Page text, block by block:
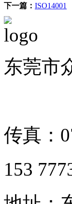
下一篇： ISO14001
东莞市
传真：
153